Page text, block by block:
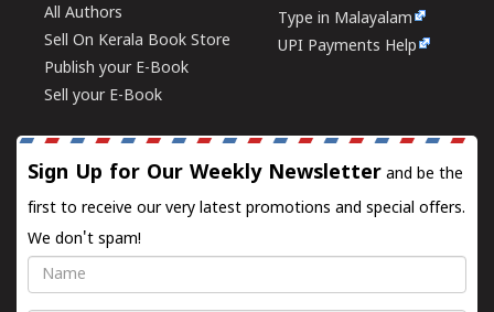
All Authors
Sell On Kerala Book Store
Publish your E-Book
Sell your E-Book
Type in Malayalam
UPI Payments Help
Sign Up for Our Weekly Newsletter and be the
first to receive our very latest promotions and special offers.
We don't spam!
Name